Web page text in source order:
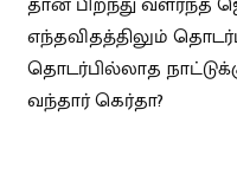
எந்தவிதத்திலும்
தொடர்பில்லாத
வந்தார் கெர்தா?